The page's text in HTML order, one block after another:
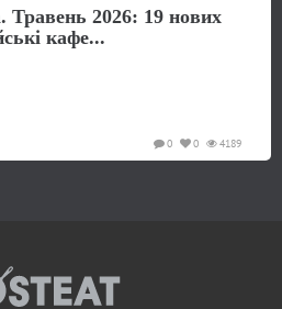
Травень 2026: 19 нових
кафе...
4189
0
0